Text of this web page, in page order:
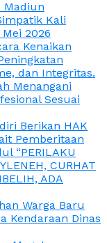
Madiun
Kali
2026
Kenaikan
dan Integritas.
Menangani
Sesuai
Berikan HAK
Pemberitaan
“PERILAKU
CURHAT
ADA
Warga Baru
Kendaraan Dinas